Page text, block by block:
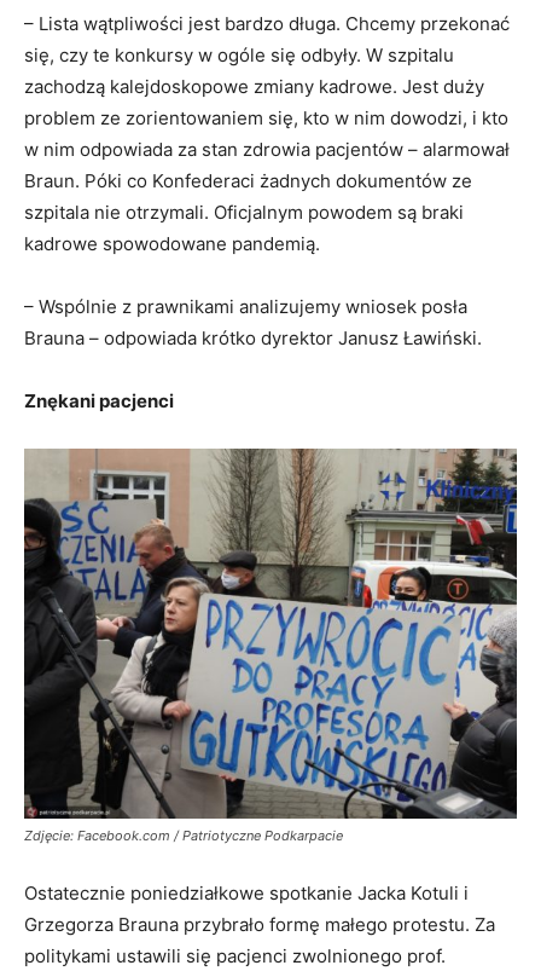
– Lista wątpliwości jest bardzo długa. Chcemy przekonać
się, czy te konkursy w ogóle się odbyły. W szpitalu
zachodzą kalejdoskopowe zmiany kadrowe. Jest duży
problem ze zorientowaniem się, kto w nim dowodzi, i kto
w nim odpowiada za stan zdrowia pacjentów – alarmował
Braun. Póki co Konfederaci żadnych dokumentów ze
szpitala nie otrzymali. Oficjalnym powodem są braki
kadrowe spowodowane pandemią.
– Wspólnie z prawnikami analizujemy wniosek posła
Brauna – odpowiada krótko dyrektor Janusz Ławiński.
Znękani pacjenci
Zdjęcie: Facebook.com / Patriotyczne Podkarpacie
Ostatecznie poniedziałkowe spotkanie Jacka Kotuli i
Grzegorza Brauna przybrało formę małego protestu. Za
politykami ustawili się pacjenci zwolnionego prof.